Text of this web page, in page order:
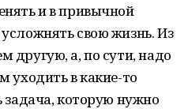
и в привычной
свою жизнь. Из
другую, а, по сути, надо
уходить в какие-то
задача, которую нужно